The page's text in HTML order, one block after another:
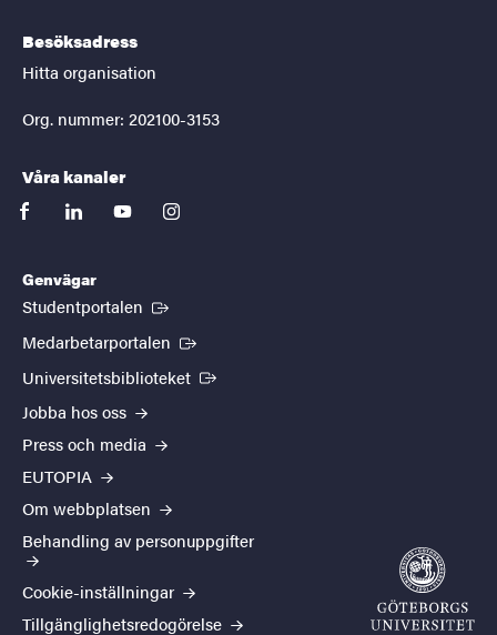
Besöksadress
Hitta organisation
Org. nummer: 202100-3153
Våra kanaler
facebooklinkedinyoutubeinstagram
Genvägar
Studentportalen (Extern länk)
Medarbetarportalen (Extern länk)
Universitetsbiblioteket (Extern länk)
Jobba hos oss
Press och media
EUTOPIA
Om webbplatsen
Behandling av personuppgifter
Cookie-inställningar
Tillgänglighetsredogörelse